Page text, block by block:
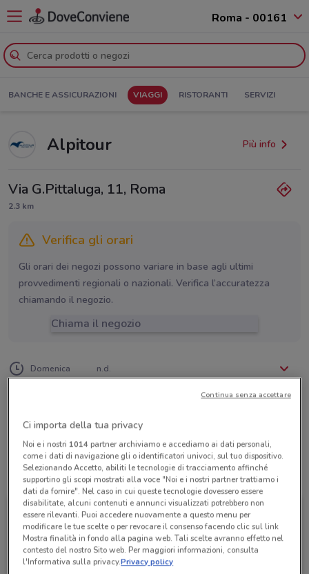
Roma - 00161
BANCHE E ASSICURAZIONI VIAGGI RISTORANTI SERVIZI
Alpitour Più info
Via G.Pittaluga, 11, Roma
2.3 km
Verifica gli orari
Gli orari dei negozi possono variare in base agli ultimi
provvedimenti regionali o nazionali. Verifica l’accuratezza
chiamando il negozio.
Chiama il negozio
Domenica n.d.
Vivere & Viaggiare
Tutte le promozioni di questo negozio
Ci importa della tua privacy
Noi e i nostri 1014partner archiviamo e accediamo ai dati personali,
come i dati di navigazione gli o identificatori univoci, sul tuo dispositivo.
Selezionando Accetto, abiliti le tecnologie di tracciamento affinché
supportino gli scopi mostrati alla voce "Noi e i nostri partner trattiamo i
dati da fornire". Nel caso in cui queste tecnologie dovessero essere
disabilitate, alcuni contenuti e annunci visualizzati potrebbero non
essere rilevanti. Puoi accedere nuovamente a questo menu per
modificare le tue scelte o per revocare il consenso facendo clic sul link
Mostra finalità in fondo alla pagina web. Tali scelte avranno effetto nel
contesto del nostro Sito web. Per maggiori informazioni, consulta
l'Informativa sulla privacy.Privacy policy
Continua senza accettare